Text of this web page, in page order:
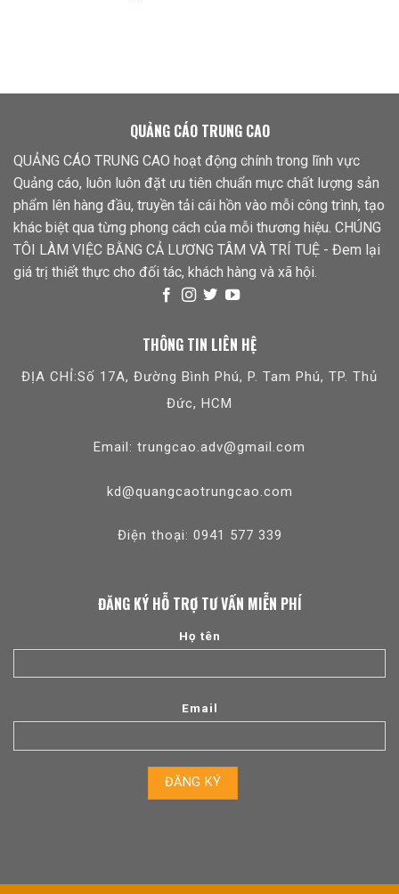
QUẢNG CÁO TRUNG CAO
QUẢNG CÁO TRUNG CAO hoạt động chính trong lĩnh vực
Quảng cáo, luôn luôn đặt ưu tiên chuẩn mực chất lượng sản
phẩm lên hàng đầu, truyền tải cái hồn vào mỗi công trình, tạo
khác biệt qua từng phong cách của mỗi thương hiệu. CHÚNG
TÔI LÀM VIỆC BẰNG CẢ LƯƠNG TÂM VÀ TRÍ TUỆ - Đem lại
giá trị thiết thực cho đối tác, khách hàng và xã hội.
THÔNG TIN LIÊN HỆ
ĐỊA CHỈ:Số 17A, Đường Bình Phú, P. Tam Phú, TP. Thủ
Đức, HCM
Email: trungcao.adv@gmail.com
kd@quangcaotrungcao.com
Điện thoại: 0941 577 339
ĐĂNG KÝ HỖ TRỢ TƯ VẤN MIỄN PHÍ
Họ tên
Email